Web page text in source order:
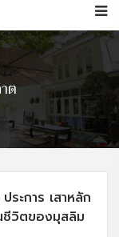
ต
ระการ เสาหลัก
ชีวิตของมุสลิม